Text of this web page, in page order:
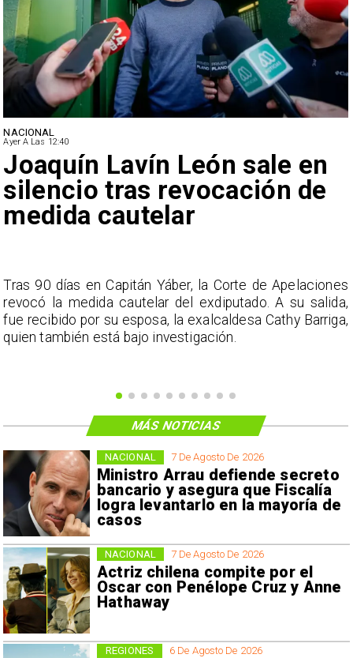
NACIONAL
Ayer A Las 12:40
Joaquín Lavín León sale en
silencio tras revocación de
medida cautelar
Tras 90 días en Capitán Yáber, la Corte de Apelaciones
revocó la medida cautelar del exdiputado. A su salida,
fue recibido por su esposa, la exalcaldesa Cathy Barriga,
quien también está bajo investigación.
7 De Agosto De 2026
Ministro Arrau defiende secreto
bancario y asegura que Fiscalía
logra levantarlo en la mayoría de
casos
NACIONAL
7 De Agosto De 2026
Actriz chilena compite por el
Oscar con Penélope Cruz y Anne
Hathaway
NACIONAL
6 De Agosto De 2026
REGIONES
MÁS NOTICIAS